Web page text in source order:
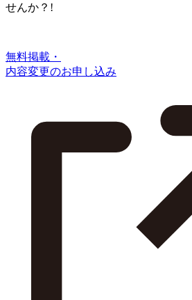
せんか？!
無料掲載・
内容変更のお申し込み